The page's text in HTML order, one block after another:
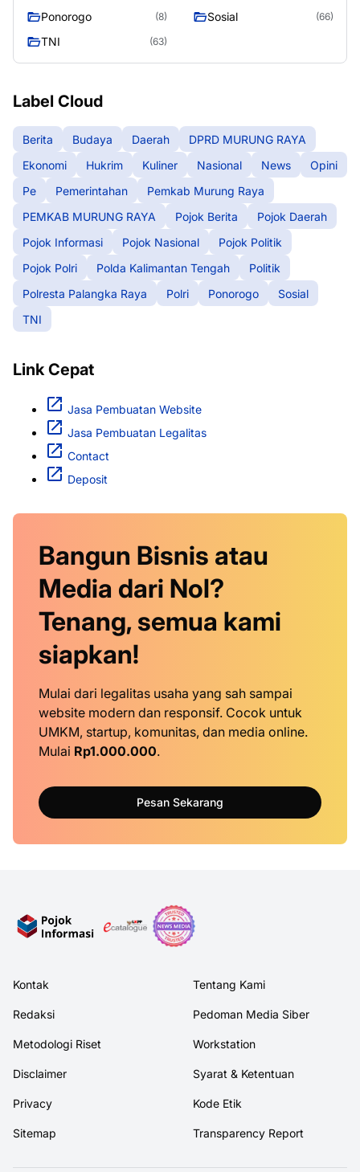
Ponorogo (8) Sosial (66)
TNI (63)
Label Cloud
Berita Budaya Daerah
DPRD MURUNG RAYA
Ekonomi
Hukrim Kuliner Nasional News
Opini
Pe
Pemerintahan
Pemkab Murung Raya
PEMKAB MURUNG RAYA
Pojok Berita
Pojok Daerah
Pojok Informasi
Pojok Nasional
Pojok Politik
Pojok Polri
Polda Kalimantan Tengah
Politik
Polresta Palangka Raya
Polri Ponorogo
Sosial
TNI
Link Cepat
Jasa Pembuatan Website
Jasa Pembuatan Legalitas
Contact
Deposit
Bangun Bisnis atau
Media dari Nol?
Tenang, semua kami
siapkan!
Mulai dari legalitas usaha yang sah sampai
website modern dan responsif. Cocok untuk
UMKM, startup, komunitas, dan media online.
Mulai Rp1.000.000.
Pesan Sekarang
Kontak Tentang Kami
Redaksi Pedoman Media Siber
Metodologi Riset Workstation
Disclaimer Syarat & Ketentuan
Privacy Kode Etik
Sitemap Transparency Report